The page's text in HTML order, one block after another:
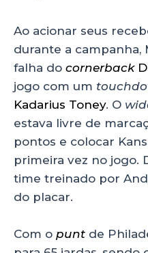
Ao acionar seus
durante a campanha,
falha do cornerback
jogo com um
Kadarius Toney. O
estava livre de
pontos e colocar
primeira vez no jogo.
time treinado por
do placar.
Com o punt de